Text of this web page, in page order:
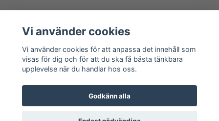
Läs mer
© 2026 sannimaker
Vi använder cookies
Vi använder cookies för att anpassa det innehåll som
visas för dig och för att du ska få bästa tänkbara
upplevelse när du handlar hos oss.
Godkänn alla